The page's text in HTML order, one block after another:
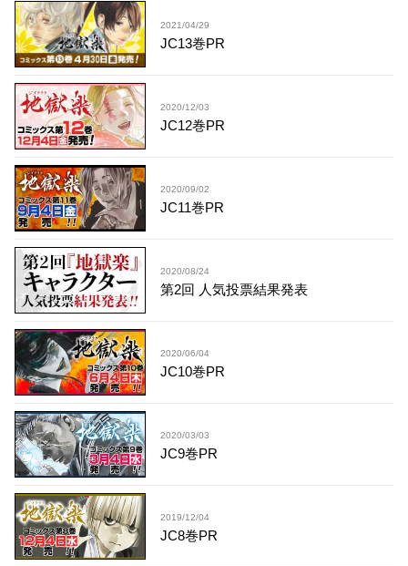
2021/04/29
JC13巻PR
2020/12/03
JC12巻PR
2020/09/02
JC11巻PR
2020/08/24
第2回 人気投票結果発表
2020/06/04
JC10巻PR
2020/03/03
JC9巻PR
2019/12/04
JC8巻PR